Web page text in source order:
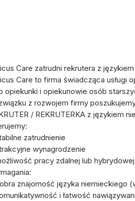
Care zatrudni rekrutera z
Care to firma świadcząca usługi
opiekunki i opiekunowie osób
z rozwojem firmy
/ REKRUTERKA z językiem
zatrudnienie
wynagrodzenie
pracy zdalnej lub hybrydowej
znajomość języka niemieckiego
i łatwość